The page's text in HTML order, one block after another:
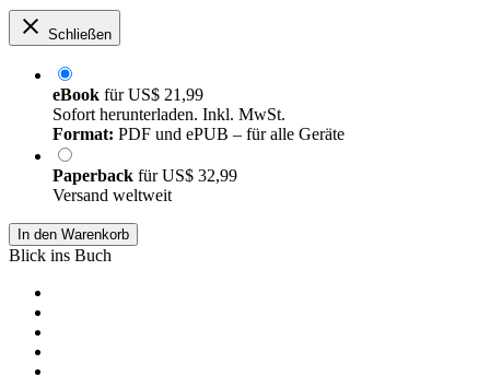
Schließen
eBook fürUS$ 21,99
Sofort herunterladen. Inkl. MwSt.
Format: PDF und ePUB – für alle Geräte
Paperback fürUS$ 32,99
Versand weltweit
In den Warenkorb
Blick ins Buch